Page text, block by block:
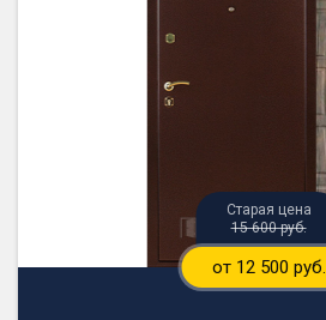
15 600 руб.
от 12 500 руб.